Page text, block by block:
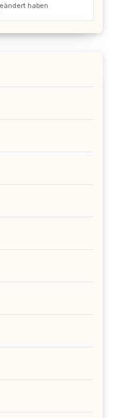
haben